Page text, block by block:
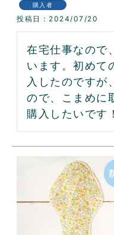
購入者
投稿日 2024/07/20
在宅仕事なので
います。初めて
入したのですが
ので、こまめに
購入したいです！